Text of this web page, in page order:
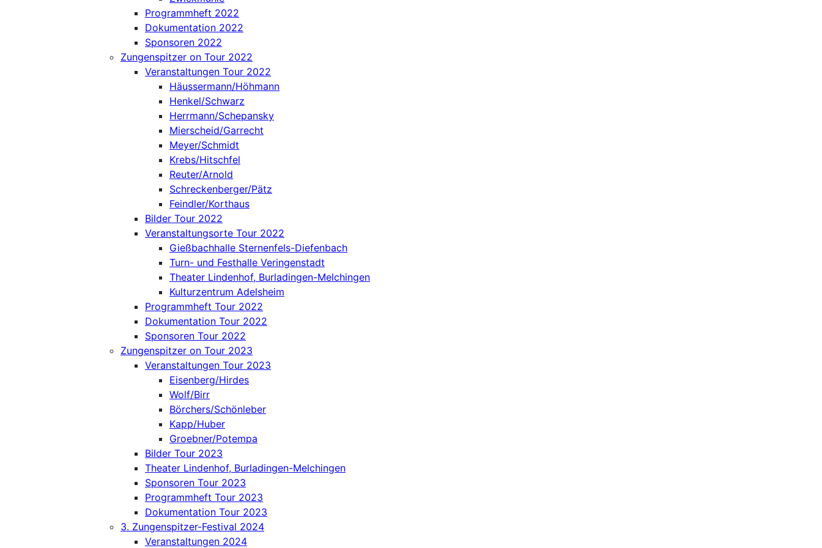
Programmheft 2022
Dokumentation 2022
Sponsoren 2022
Zungenspitzer on Tour 2022
Veranstaltungen Tour 2022
Häussermann/Höhmann
Henkel/Schwarz
Herrmann/Schepansky
Mierscheid/Garrecht
Meyer/Schmidt
Krebs/Hitschfel
Reuter/Arnold
Schreckenberger/Pätz
Feindler/Korthaus
Bilder Tour 2022
Veranstaltungsorte Tour 2022
Gießbachhalle Sternenfels-Diefenbach
Turn- und Festhalle Veringenstadt
Theater Lindenhof, Burladingen-Melchingen
Kulturzentrum Adelsheim
Programmheft Tour 2022
Dokumentation Tour 2022
Sponsoren Tour 2022
Zungenspitzer on Tour 2023
Veranstaltungen Tour 2023
Eisenberg/Hirdes
Wolf/Birr
Börchers/Schönleber
Kapp/Huber
Groebner/Potempa
Bilder Tour 2023
Theater Lindenhof, Burladingen-Melchingen
Sponsoren Tour 2023
Programmheft Tour 2023
Dokumentation Tour 2023
3. Zungenspitzer-Festival 2024
Veranstaltungen 2024